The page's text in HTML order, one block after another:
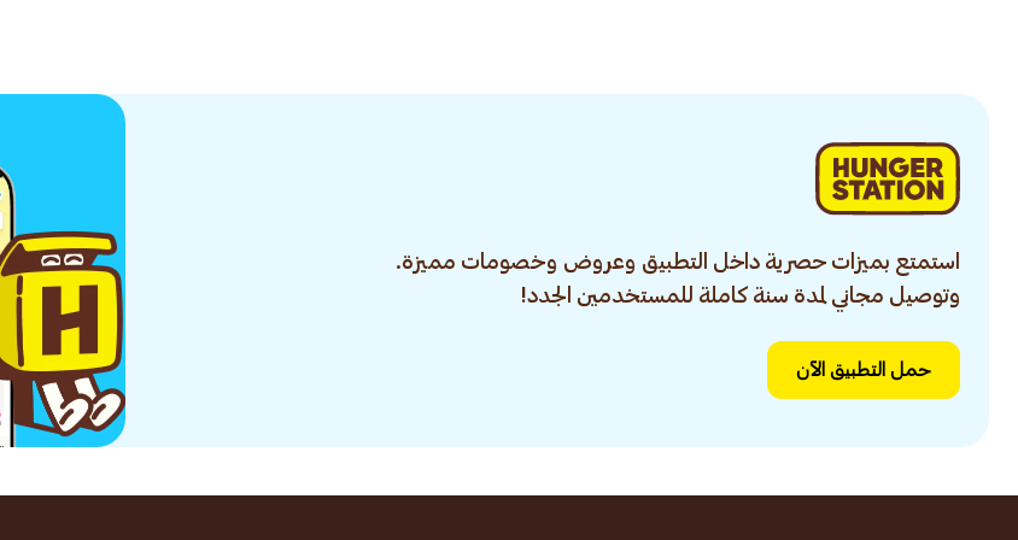
استمتع بميزات حصرية داخل التطبيق وعروض وخصومات مميزة.
وتوصيل مجاني لمدة سنة كاملة للمستخدمين الجدد!
حمل التطبيق الآن